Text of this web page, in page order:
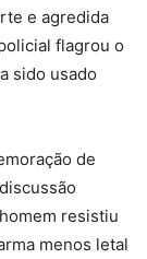
e agredida
flagrou o
sido usado
de
resistiu
menos letal